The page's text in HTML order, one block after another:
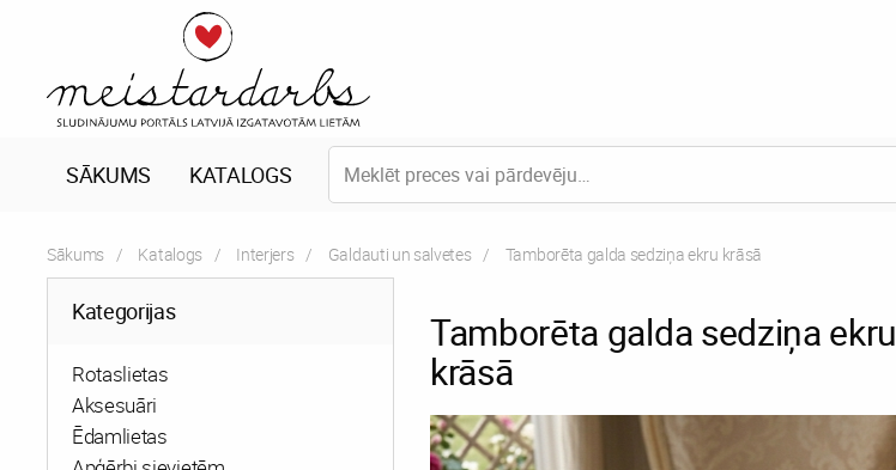
SĀKUMS KATALOGS
Sākums Katalogs Interjers Galdauti un salvetes Current:
Tamborēta galda sedziņa ekru krāsā
Kategorijas
Rotaslietas
Aksesuāri
Ēdamlietas
Tamborēta galda sedziņa ekru
krāsā